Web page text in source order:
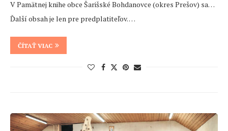
V Pamätnej knihe obce Šarišské Bohdanovce (okres Prešov) sa…
Ďalší obsah je len pre predplatiteľov. …
ČÍTAŤ VIAC